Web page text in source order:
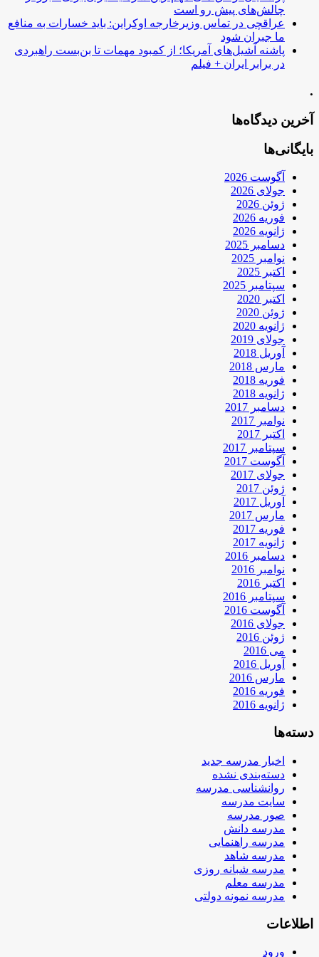
چالش‌های پیش رو است
عراقچی در تماس وزیرخارجه اوکراین: باید خسارات به منافع
ما جبران شود
پاشنه آشیل‌های آمریکا؛ از کمبود مهمات تا بن‌بست راهبردی
در برابر ایران + فیلم
.
آخرین دیدگاه‌ها
بایگانی‌ها
آگوست 2026
جولای 2026
ژوئن 2026
فوریه 2026
ژانویه 2026
دسامبر 2025
نوامبر 2025
اکتبر 2025
سپتامبر 2025
اکتبر 2020
ژوئن 2020
ژانویه 2020
جولای 2019
آوریل 2018
مارس 2018
فوریه 2018
ژانویه 2018
دسامبر 2017
نوامبر 2017
اکتبر 2017
سپتامبر 2017
آگوست 2017
جولای 2017
ژوئن 2017
آوریل 2017
مارس 2017
فوریه 2017
ژانویه 2017
دسامبر 2016
نوامبر 2016
اکتبر 2016
سپتامبر 2016
آگوست 2016
جولای 2016
ژوئن 2016
می 2016
آوریل 2016
مارس 2016
فوریه 2016
ژانویه 2016
دسته‌ها
اخبار مدرسه جدید
دسته‌بندی نشده
روانشناسی مدرسه
سایت مدرسه
صور مدرسه
مدرسه دانش
مدرسه راهنمایی
مدرسه شاهد
مدرسه شبانه روزی
مدرسه معلم
مدرسه نمونه دولتی
اطلاعات
ورود